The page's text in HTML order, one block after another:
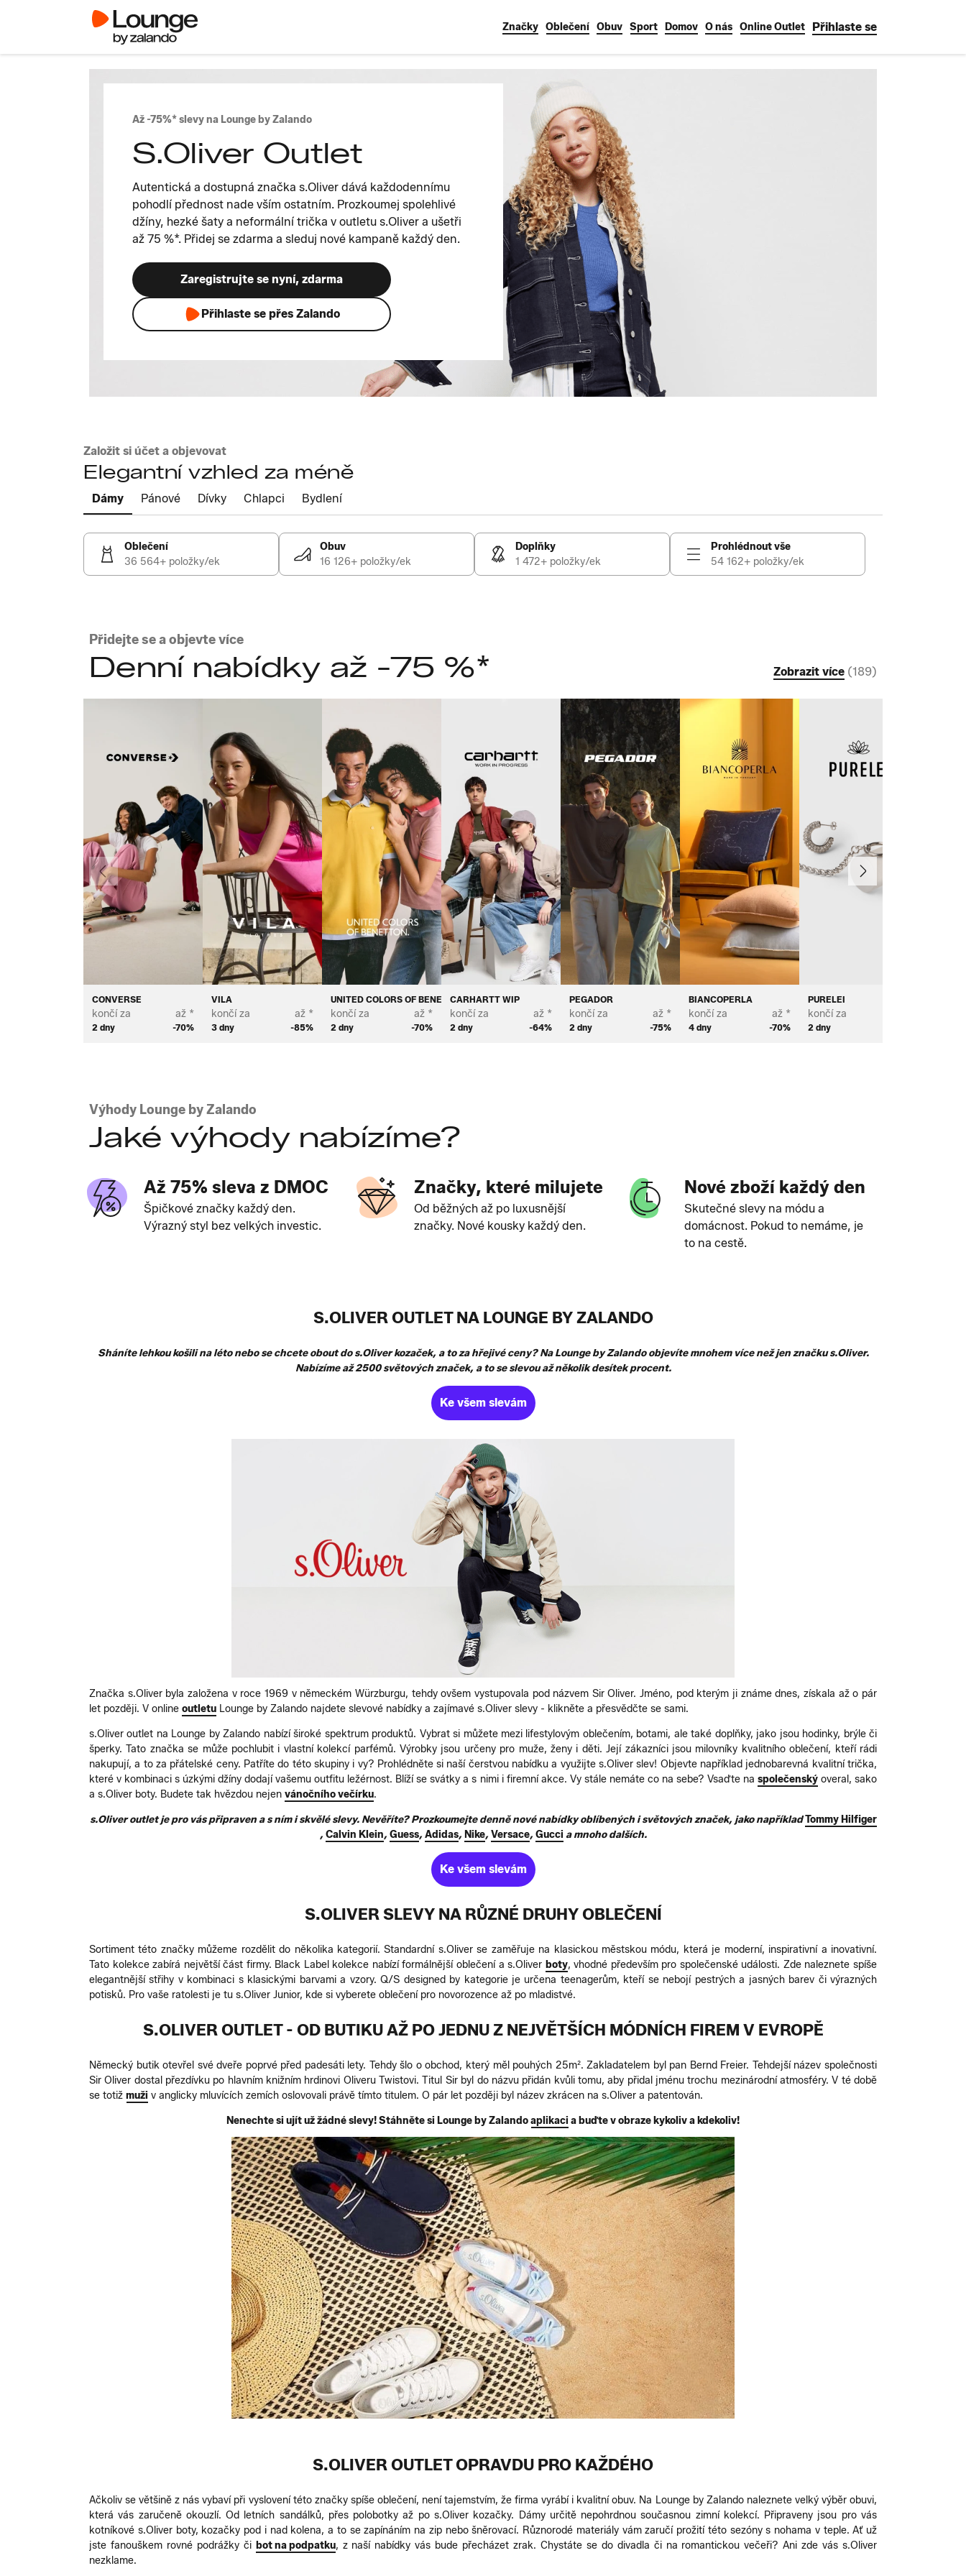
Značky Oblečení Obuv Sport Domov O nás Online Outlet Přihlaste se
Až -75%* slevy na Lounge by Zalando
S.Oliver Outlet
Autentická a dostupná značka s.Oliver dává každodennímu
pohodlí přednost nade vším ostatním. Prozkoumej spolehlivé
džíny, hezké šaty a neformální trička v outletu s.Oliver a ušetři
až 75 %*. Přidej se zdarma a sleduj nové kampaně každý den.
Zaregistrujte se nyní, zdarma
Přihlaste se přes Zalando
Založit si účet a objevovat
Elegantní vzhled za méně
Dámy Pánové Dívky Chlapci Bydlení
Oblečení
36 564+ položky/ek
Obuv
16 126+ položky/ek
Doplňky
1 472+ položky/ek
Prohlédnout vše
54 162+ položky/ek
Přidejte se a objevte více
Denní nabídky až -75 %* Zobrazit více (189)
CONVERSE
končí za
2 dny
až *
-70%
VILA
končí za
3 dny
až *
-85%
UNITED COLORS OF BENETTON
končí za
2 dny
až *
-70%
CARHARTT WIP
končí za
2 dny
až *
-64%
PEGADOR
končí za
2 dny
až *
-75%
BIANCOPERLA
končí za
4 dny
až *
-70%
PURELEI
končí za
2 dny
Předchozí Další
Výhody Lounge by Zalando
Jaké výhody nabízíme?
Až 75% sleva z DMOC
Špičkové značky každý den.
Výrazný styl bez velkých investic.
Značky, které milujete
Od běžných až po luxusnější
značky. Nové kousky každý den.
Nové zboží každý den
Skutečné slevy na módu a
domácnost. Pokud to nemáme, je
to na cestě.
S.OLIVER OUTLET NA LOUNGE BY ZALANDO
Sháníte lehkou košili na léto nebo se chcete obout do s.Oliver kozaček, a to za hřejivé ceny? Na Lounge by Zalando objevíte mnohem více než jen značku s.Oliver.
Nabízíme až 2500 světových značek, a to se slevou až několik desítek procent.
Ke všem slevám
Značka s.Oliver byla založena v roce 1969 v německém Würzburgu, tehdy ovšem vystupovala pod názvem Sir Oliver. Jméno, pod kterým ji známe dnes, získala až o pár
let později. V online outletu Lounge by Zalando najdete slevové nabídky a zajímavé s.Oliver slevy - klikněte a přesvědčte se sami.
s.Oliver outlet na Lounge by Zalando nabízí široké spektrum produktů. Vybrat si můžete mezi lifestylovým oblečením, botami, ale také doplňky, jako jsou hodinky, brýle či
šperky. Tato značka se může pochlubit i vlastní kolekcí parfémů. Výrobky jsou určeny pro muže, ženy i děti. Její zákazníci jsou milovníky kvalitního oblečení, kteří rádi
nakupují, a to za přátelské ceny. Patříte do této skupiny i vy? Prohlédněte si naší čerstvou nabídku a využijte s.Oliver slev! Objevte například jednobarevná kvalitní trička,
které v kombinaci s úzkými džíny dodají vašemu outfitu ležérnost. Blíží se svátky a s nimi i firemní akce. Vy stále nemáte co na sebe? Vsaďte na společenskýoveral, sako
a s.Oliver boty. Budete tak hvězdou nejen vánočního večírku.
s.Oliver outlet je pro vás připraven a s ním i skvělé slevy. Nevěříte? Prozkoumejte denně nové nabídky oblíbených i světových značek, jako napříkladTommy Hilfiger
,Calvin Klein,Guess,Adidas, Nike,Versace,Gucci a mnoho dalších.
Ke všem slevám
S.OLIVER SLEVY NA RŮZNÉ DRUHY OBLEČENÍ
Sortiment této značky můžeme rozdělit do několika kategorií. Standardní s.Oliver se zaměřuje na klasickou městskou módu, která je moderní, inspirativní a inovativní.
Tato kolekce zabírá největší část firmy. Black Label kolekce nabízí formálnější oblečení a s.Oliver boty, vhodné především pro společenské události. Zde naleznete spíše
elegantnější střihy v kombinaci s klasickými barvami a vzory. Q/S designed by kategorie je určena teenagerům, kteří se nebojí pestrých a jasných barev či výrazných
potisků. Pro vaše ratolesti je tu s.Oliver Junior, kde si vyberete oblečení pro novorozence až po mladistvé.
S.OLIVER OUTLET - OD BUTIKU AŽ PO JEDNU Z NEJVĚTŠÍCH MÓDNÍCH FIREM V EVROPĚ
Německý butik otevřel své dveře poprvé před padesáti lety. Tehdy šlo o obchod, který měl pouhých 25m². Zakladatelem byl pan Bernd Freier. Tehdejší název společnosti
Sir Oliver dostal přezdívku po hlavním knižním hrdinovi Oliveru Twistovi. Titul Sir byl do názvu přidán kvůli tomu, aby přidal jménu trochu mezinárodní atmosféry. V té době
se totiž muži v anglicky mluvících zemích oslovovali právě tímto titulem. O pár let později byl název zkrácen na s.Oliver a patentován.
Nenechte si ujít už žádné slevy! Stáhněte si Lounge by Zalandoaplikaci a buďte v obraze kykoliv a kdekoliv!
S.OLIVER OUTLET OPRAVDU PRO KAŽDÉHO
Ačkoliv se většině z nás vybaví při vyslovení této značky spíše oblečení, není tajemstvím, že firma vyrábí i kvalitní obuv. Na Lounge by Zalando naleznete velký výběr obuvi,
která vás zaručeně okouzlí. Od letních sandálků, přes polobotky až po s.Oliver kozačky. Dámy určitě nepohrdnou současnou zimní kolekcí. Připraveny jsou pro vás
kotníkové s.Oliver boty, kozačky pod i nad kolena, a to se zapínáním na zip nebo šněrovací. Různorodé materiály vám zaručí prožití této sezóny s nohama v teple. Ať už
jste fanouškem rovné podrážky či bot na podpatku, z naší nabídky vás bude přecházet zrak. Chystáte se do divadla či na romantickou večeři? Ani zde vás s.Oliver
nezklame.